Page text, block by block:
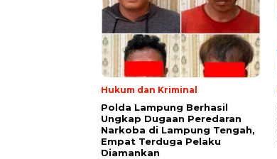
Hukum dan Kriminal
Polda Lampung Berhasil
Ungkap Dugaan Peredaran
Narkoba di Lampung Tengah,
Empat Terduga Pelaku
Diamankan